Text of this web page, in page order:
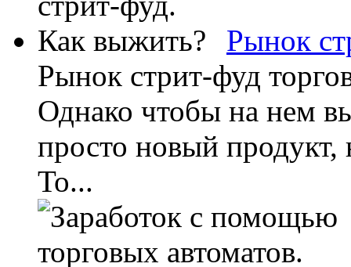
Рынок
Рынок стрит-фуд
Однако чтобы на нем
просто новый
То...